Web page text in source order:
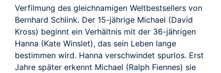
Verfilmung des gleichnamigen Weltbestsellers von
Bernhard Schlink. Der 15-jährige Michael (David
Kross) beginnt ein Verhältnis mit der 36-jährigen
Hanna (Kate Winslet), das sein Leben lange
bestimmen wird. Hanna verschwindet spurlos. Erst
Jahre später erkennt Michael (Ralph Fiennes) sie